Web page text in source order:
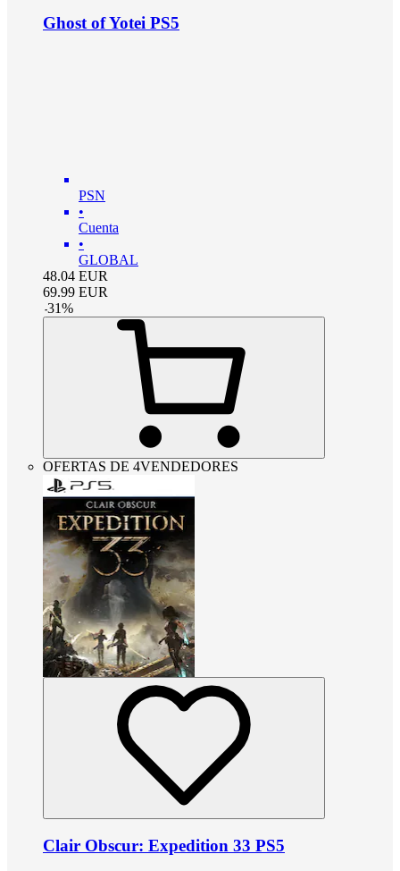
Ghost of Yotei PS5
PSN
•
Cuenta
•
GLOBAL
48.04 EUR
69.99 EUR
-31%
OFERTAS DE 4VENDEDORES
Clair Obscur: Expedition 33 PS5